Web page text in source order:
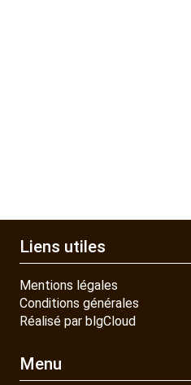
Liens utiles
Mentions légales
Conditions générales
Réalisé par blgCloud
Menu